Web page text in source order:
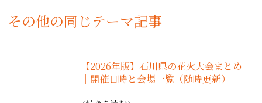
その他の同じテーマ記事
【2026年版】石川県の花火大会まとめ
｜開催日時と会場一覧（随時更新）